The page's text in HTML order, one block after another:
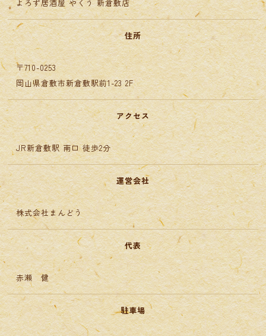
よろず居酒屋 やくう 新倉敷店
住所
〒710-0253
​​​​​​​岡山県倉敷市新倉敷駅前1-23 2F
アクセス
JR新倉敷駅 南口 徒歩2分
運営会社
株式会社まんどう
代表
赤瀬 健
駐車場